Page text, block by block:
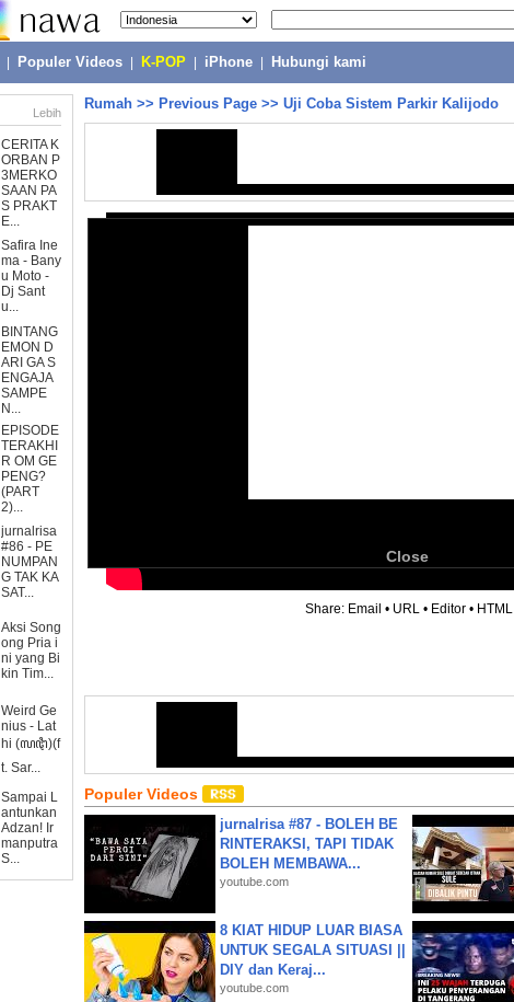
Populer Videos K-POP iPhone Hubungi kami
Lebih
CERITA K
ORBAN P
3MERKO
SAAN PA
S PRAKT
E...
Safira Ine
ma - Bany
u Moto -
Dj Sant
u...
BINTANG
EMON D
ARI GA S
ENGAJA
SAMPE
N...
EPISODE
TERAKHI
R OM GE
PENG?
(PART
2)...
jurnalrisa
#86 - PE
NUMPAN
G TAK KA
SAT...
Aksi Song
ong Pria i
ni yang Bi
kin Tim...
Weird Ge
nius - Lat
hi (ꦭꦛꦶ)(f
t. Sar...
Sampai L
antunkan
Adzan! Ir
manputra
S...
Rumah >> Previous Page >> Uji Coba Sistem Parkir Kalijodo
Close
Share: Email • URL • Editor • HTML
Populer Videos
jurnalrisa #87 - BOLEH BE
RINTERAKSI, TAPI TIDAK
BOLEH MEMBAWA...
youtube.com
8 KIAT HIDUP LUAR BIASA
UNTUK SEGALA SITUASI ||
DIY dan Keraj...
youtube.com